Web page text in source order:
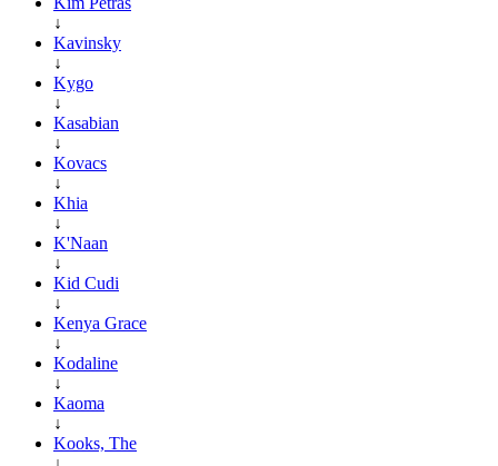
↓
Kavinsky
↓
Kygo
↓
Kasabian
↓
Kovacs
↓
Khia
↓
K'Naan
↓
Kid Cudi
↓
Kenya Grace
↓
Kodaline
↓
Kaoma
↓
Kooks, The